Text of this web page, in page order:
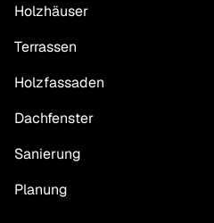
Holzhäuser
Terrassen
Holzfassaden
Dachfenster
Sanierung
Planung